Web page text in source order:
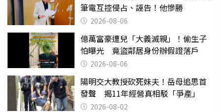
筆電互控侵占、誣告！他慘勝
2026-08-06
億萬富豪遭兒「大義滅親」！偷生子
怕曝光 竟盜鄰居身份辦假證落戶
2026-08-06
陽明交大教授砍死妹夫！岳母追思首
發聲 揭11年經營真相駁「爭產」
2026-08-02